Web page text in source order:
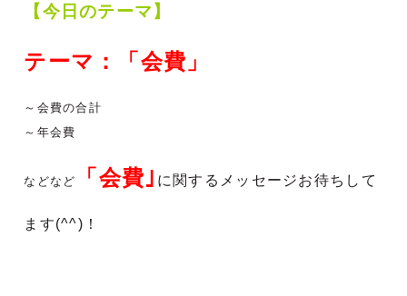
【今日のテーマ】
テーマ：「会費」
～会費の合計
～年会費
などなど 「会費 ｣ に関する メッセージお待ちして
ます(^^)！